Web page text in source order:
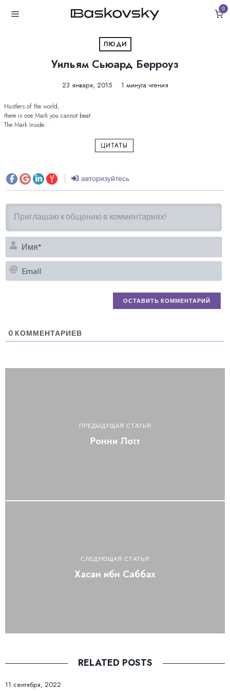
0
ЛЮДИ
Уильям Сьюард Берроуз
23 января, 2015 1 минута чтения
Hustlers of the world,
there is one Mark you cannot beat:
The Mark Inside…
ЦИТАТЫ
авторизуйтесь
0 КОММЕНТАРИЕВ
ПРЕДЫДУЩАЯ СТАТЬЯ
Ронни Лотт
СЛЕДУЮЩАЯ СТАТЬЯ
Хасан ибн Саббах
RELATED POSTS
11 сентября, 2022